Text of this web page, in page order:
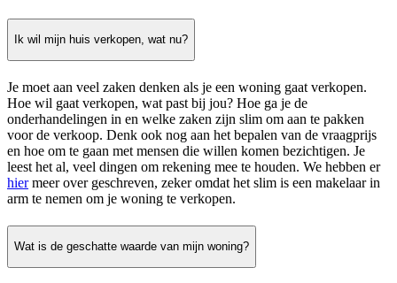
Ik wil mijn huis verkopen, wat nu?
Je moet aan veel zaken denken als je een woning gaat verkopen.
Hoe wil gaat verkopen, wat past bij jou? Hoe ga je de
onderhandelingen in en welke zaken zijn slim om aan te pakken
voor de verkoop. Denk ook nog aan het bepalen van de vraagprijs
en hoe om te gaan met mensen die willen komen bezichtigen. Je
leest het al, veel dingen om rekening mee te houden. We hebben er
hiermeer over geschreven, zeker omdat het slim is een makelaar in
arm te nemen om je woning te verkopen.
Wat is de geschatte waarde van mijn woning?